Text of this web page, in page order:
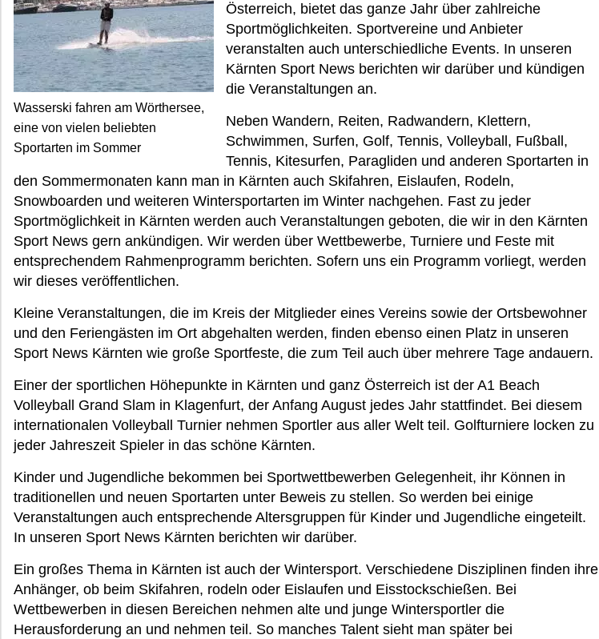
Wasserski fahren am Wörthersee,
eine von vielen beliebten
Sportarten im Sommer
Österreich, bietet das ganze Jahr über zahlreiche
Sportmöglichkeiten. Sportvereine und Anbieter
veranstalten auch unterschiedliche Events. In unseren
Kärnten Sport News berichten wir darüber und kündigen
die Veranstaltungen an.
Neben Wandern, Reiten, Radwandern, Klettern,
Schwimmen, Surfen, Golf, Tennis, Volleyball, Fußball,
Tennis, Kitesurfen, Paragliden und anderen Sportarten in
den Sommermonaten kann man in Kärnten auch Skifahren, Eislaufen, Rodeln,
Snowboarden und weiteren Wintersportarten im Winter nachgehen. Fast zu jeder
Sportmöglichkeit in Kärnten werden auch Veranstaltungen geboten, die wir in den Kärnten
Sport News gern ankündigen. Wir werden über Wettbewerbe, Turniere und Feste mit
entsprechendem Rahmenprogramm berichten. Sofern uns ein Programm vorliegt, werden
wir dieses veröffentlichen.
Kleine Veranstaltungen, die im Kreis der Mitglieder eines Vereins sowie der Ortsbewohner
und den Feriengästen im Ort abgehalten werden, finden ebenso einen Platz in unseren
Sport News Kärnten wie große Sportfeste, die zum Teil auch über mehrere Tage andauern.
Einer der sportlichen Höhepunkte in Kärnten und ganz Österreich ist der A1 Beach
Volleyball Grand Slam in Klagenfurt, der Anfang August jedes Jahr stattfindet. Bei diesem
internationalen Volleyball Turnier nehmen Sportler aus aller Welt teil. Golfturniere locken zu
jeder Jahreszeit Spieler in das schöne Kärnten.
Kinder und Jugendliche bekommen bei Sportwettbewerben Gelegenheit, ihr Können in
traditionellen und neuen Sportarten unter Beweis zu stellen. So werden bei einige
Veranstaltungen auch entsprechende Altersgruppen für Kinder und Jugendliche eingeteilt.
In unseren Sport News Kärnten berichten wir darüber.
Ein großes Thema in Kärnten ist auch der Wintersport. Verschiedene Disziplinen finden ihre
Anhänger, ob beim Skifahren, rodeln oder Eislaufen und Eisstockschießen. Bei
Wettbewerben in diesen Bereichen nehmen alte und junge Wintersportler die
Herausforderung an und nehmen teil. So manches Talent sieht man später bei